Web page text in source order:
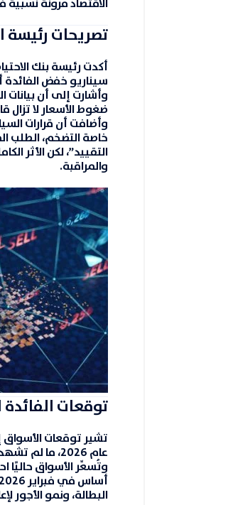
تصريحات رئيسة
أكدت رئيسة بنك
سيناريو خفض الفائدة
وأشارت إلى أن بيانات
ضغوط الأسعار لا
وأضافت أن قرارات
خاصةالتضخم، الطلب
التقييد”، لكن الأثر
والمراقبة.
توقعات الفائدة
تشير توقعات الأسواق
عام 2026، ما لم تشهد بيانات التضخم أو النمو تغيرًا جوهريًا.
وتُسعِّر الأسواق حاليًا
أساس في فبراير 2026
البطالة، ونمو الأجور